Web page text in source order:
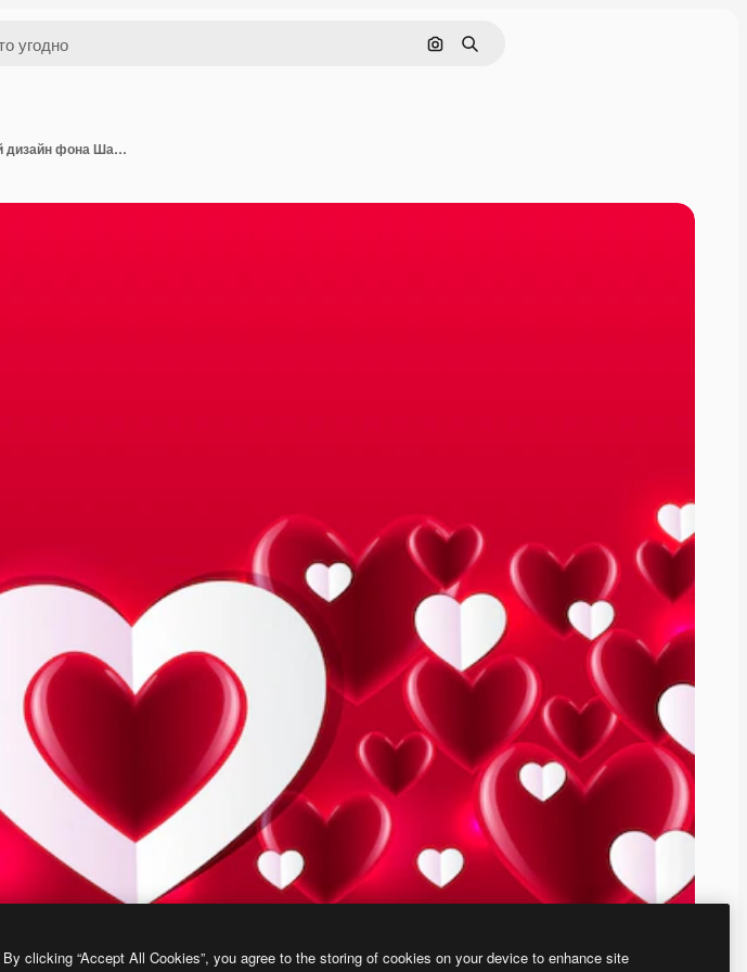
Поиск по изображению
Поиск
День святого Валентина фон с сердечками Абстрактный дизайн фона Шаблон для принтов текстиля и декоративных обоев
By clicking “Accept All Cookies”, you agree to the storing of cookies on your device to enhance site